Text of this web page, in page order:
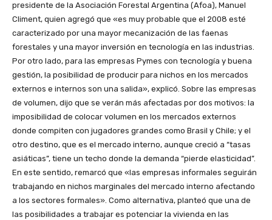
presidente de la Asociación Forestal Argentina (Afoa), Manuel
Climent, quien agregó que «es muy probable que el 2008 esté
caracterizado por una mayor mecanización de las faenas
forestales y una mayor inversión en tecnología en las industrias.
Por otro lado, para las empresas Pymes con tecnología y buena
gestión, la posibilidad de producir para nichos en los mercados
externos e internos son una salida», explicó. Sobre las empresas
de volumen, dijo que se verán más afectadas por dos motivos: la
imposibilidad de colocar volumen en los mercados externos
donde compiten con jugadores grandes como Brasil y Chile; y el
otro destino, que es el mercado interno, aunque creció a “tasas
asiáticas”, tiene un techo donde la demanda “pierde elasticidad”.
En este sentido, remarcó que «las empresas informales seguirán
trabajando en nichos marginales del mercado interno afectando
a los sectores formales». Como alternativa, planteó que una de
las posibilidades a trabajar es potenciar la vivienda en las